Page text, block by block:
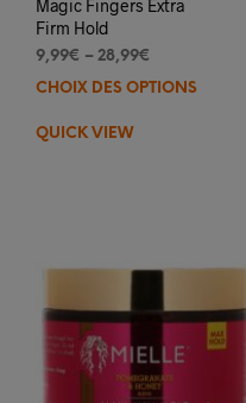
Magic Fingers Extra
Firm Hold
9,99€ – 28,99€
CHOIX DES OPTIONS
QUICK VIEW